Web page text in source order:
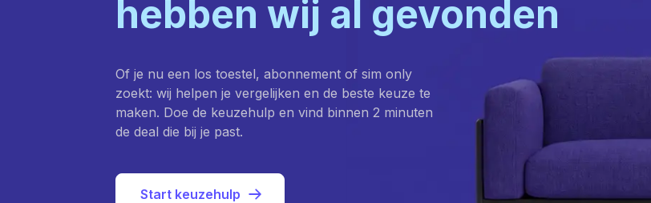
hebben wij al gevonden
Of je nu een los toestel, abonnement of sim only
zoekt: wij helpen je vergelijken en de beste keuze te
maken. Doe de keuzehulp en vind binnen 2 minuten
de deal die bij je past.
Start keuzehulp